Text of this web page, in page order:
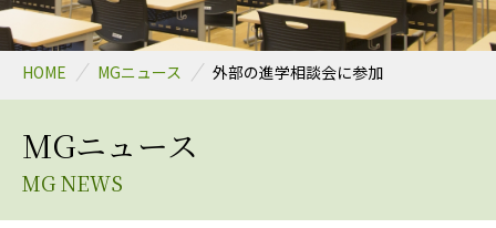
HOME MGニュース 外部の進学相談会に参加
MGニュース
MG NEWS